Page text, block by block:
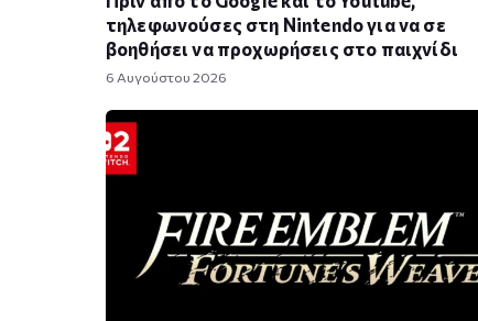
τηλεφωνούσες στη Nintendo για να σε
βοηθήσει να προχωρήσεις στο παιχνίδι
6 Αυγούστου 2026